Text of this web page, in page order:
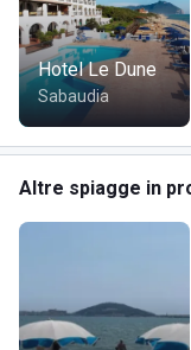
Grazie al bar sulla
ammirando il
dalla vista della
ristorante e lo
DOVE SI TROVA
Saporetti è situato
provincia diLatina.
Hotel Le Dune
Sabaudia
Altre spiagge in